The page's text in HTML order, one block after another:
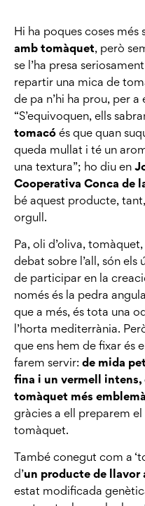
Hi ha poques coses més
amb tomàquet, però
se l’ha presa
repartir una mica de
de pa n’hi ha prou, per a
“S’equivoquen, ells
tomacó és que quan
queda mullat i té un
una textura”; ho diu en
Cooperativa Conca de
bé aquest producte,
orgull.
Pa, oli d’oliva,
debat sobre l’all, són els
de participar en la
només és la pedra
que a més, és tota una
l’horta mediterrània.
que ens hem de fixar és
farem servir: de mida
fina i un vermell
tomàquet més
gràcies a ell preparem
tomàquet.
També conegut com a
d’un producte de llavor
estat modificada